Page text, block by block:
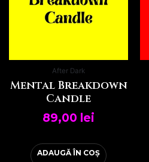
After Dark
Mental Breakdown
Candle
89,00 lei
ADAUGĂ ÎN COȘ